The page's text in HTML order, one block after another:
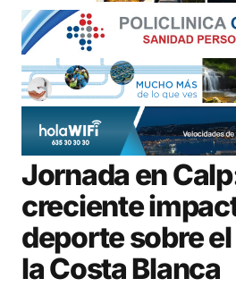
Jornada en
creciente
deporte sobre
la Costa Blanca